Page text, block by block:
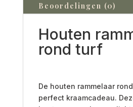
Beoordelingen (0)
Houten
rond turf
De houten rammelaar
perfect kraamcadeau.